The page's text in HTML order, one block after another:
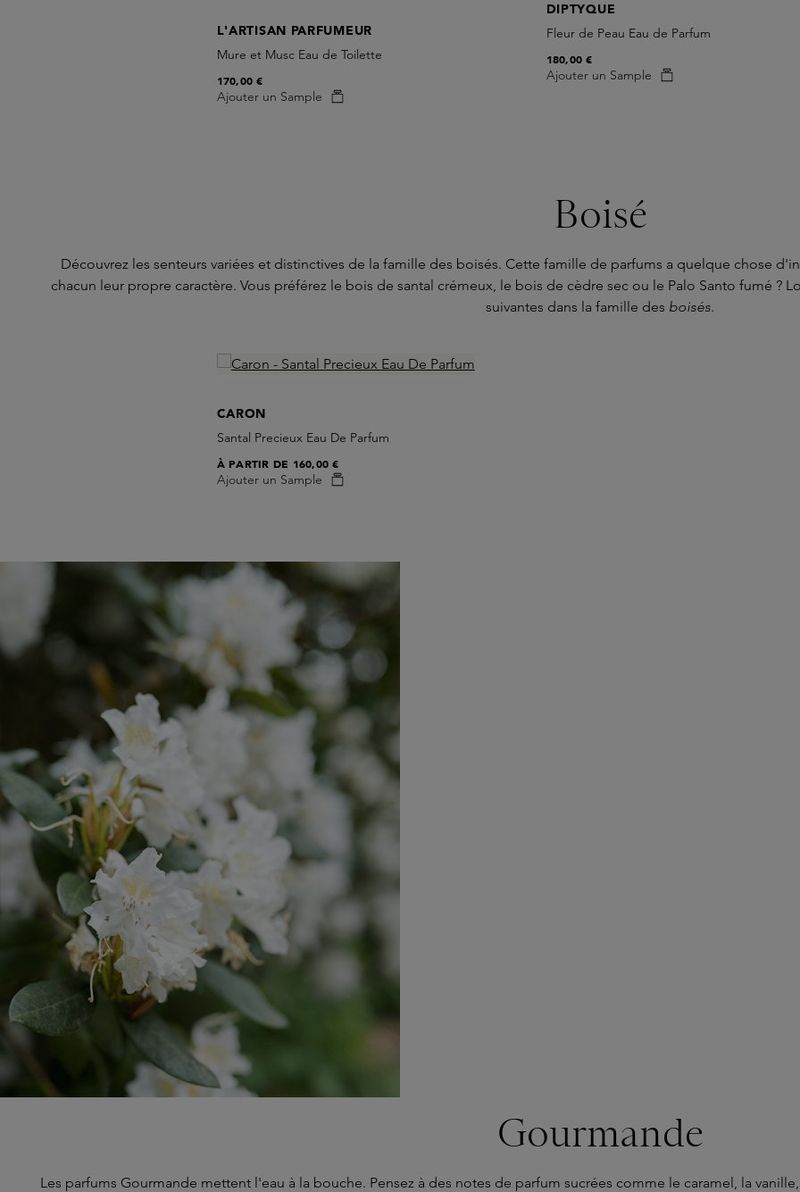
L'ARTISAN PARFUMEUR
Mure et Musc Eau de Toilette
Ajouter un Sample
170,00 €
DIPTYQUE
Fleur de Peau Eau de Parfum
Ajouter un Sample
180,00 €
Boisé
Découvrez les senteurs variées et distinctives de la famille des boisés. Cette famille de parfums a quelque chose
chacun leur propre caractère. Vous préférez le bois de santal crémeux, le bois de cèdre sec ou le Palo Santo fumé ?
suivantes dans la famille des boisés.
Skip product gallery
CARON
Santal Precieux Eau De Parfum
Ajouter un Sample
À PARTIR DE 160,00 €
Gourmande
Les parfums Gourmande mettent l'eau à la bouche. Pensez à des notes de parfum sucrées comme le caramel, la